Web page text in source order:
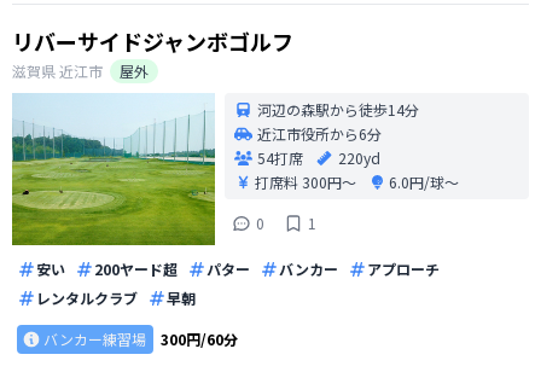
リバーサイドジャンボゴルフ
滋賀県近江市
屋外
河辺の森駅から徒歩14分
近江市役所から6分
54打席
220yd
打席料300円〜
6.0円/球〜
0
1
安い 200ヤード超 パター バンカー
アプローチ
レンタルクラブ
早朝
バンカー練習場
300円/60分